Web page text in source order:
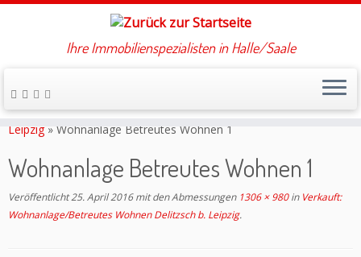
Zum
Inhalt
springen
Ihre Immobilienspezialisten in Halle/Saale
Startseite » Verkauft: Wohnanlage/Betreutes Wohnen Delitzsch b.
Leipzig » Wohnanlage Betreutes Wohnen 1
Wohnanlage Betreutes Wohnen 1
Veröffentlicht25. April 2016mit den Abmessungen1306 × 980inVerkauft:
Wohnanlage/Betreutes Wohnen Delitzsch b. Leipzig.